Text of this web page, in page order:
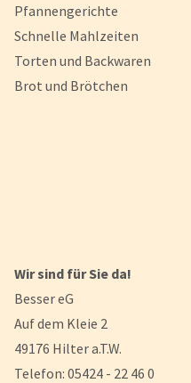
Pfannengerichte
Schnelle Mahlzeiten
Torten und Backwaren
Brot und Brötchen
Wir sind für Sie da!
Besser eG
Auf dem Kleie 2
49176 Hilter a.T.W.
Telefon: 05424 - 22 46 0